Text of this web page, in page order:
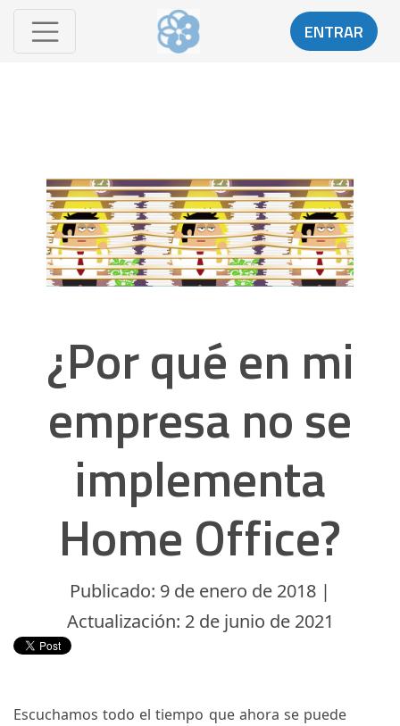
ENTRAR
¿Por qué en mi
empresa no se
implementa
Home Office?
Publicado: 9 de enero de 2018 |
Actualización: 2 de junio de 2021
Escuchamos todo el tiempo que ahora se puede